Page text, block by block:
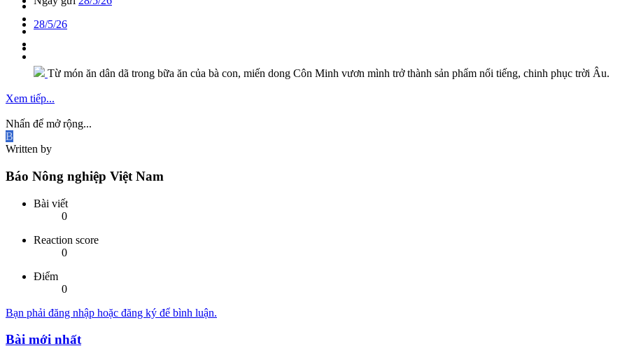
28/5/26
Từ món ăn dân dã trong bữa ăn của bà con, miến dong Côn Minh vươn mình trở thành sản phẩm nổi tiếng, chinh phục trời Âu.
Xem tiếp...
Nhấn để mở rộng...
B
Written by
Báo Nông nghiệp Việt Nam
Bài viết
0
Reaction score
0
Điểm
0
Bạn phải đăng nhập hoặc đăng ký để bình luận.
Bài mới nhất